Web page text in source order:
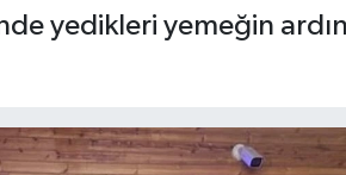
yedikleri yemeğin